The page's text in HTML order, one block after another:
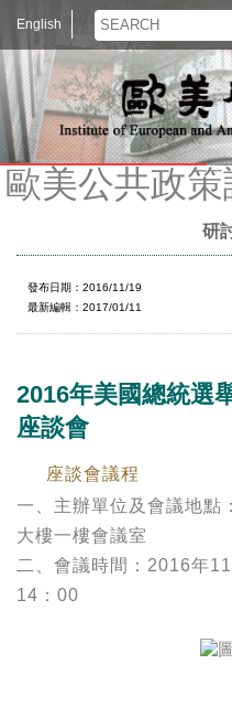
English
歐美公共政策
研
發布日期：2016/11/19
最新編輯：2017/01/11
2016年美國總統選
座談會
座談會議程
一、主辦單位及會議地點
大樓一樓會議室
二、會議時間：2016年
14：00